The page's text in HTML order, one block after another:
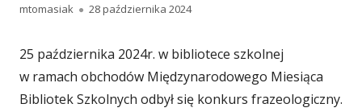
Autor
mtomasiak Opublikowano
28 października 2024
25 października 2024r. w bibliotece szkolnej
w ramach obchodów Międzynarodowego Miesiąca
Bibliotek Szkolnych odbył się konkurs frazeologiczny.